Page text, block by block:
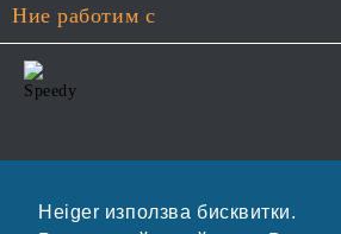
Heiger използва бисквитки.
Ние работим с